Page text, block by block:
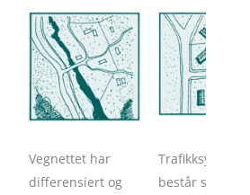
Vegnettet har
differensiert og
består som